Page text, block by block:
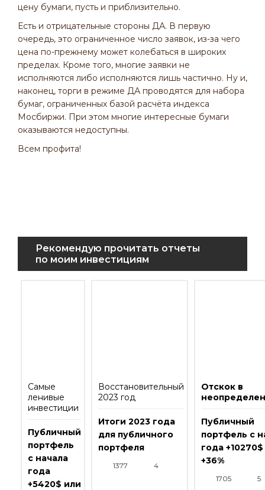
цену бумаги, пусть и приблизительно.
Есть и отрицательные стороны ДА. В первую
очередь, это ограниченное число заявок, из-за чего
цена по-прежнему может колебаться в широких
пределах. Кроме того, многие заявки не
исполняются либо исполняются лишь частично. Ну и,
наконец, торги в режиме ДА проводятся для набора
бумаг, ограниченных базой расчёта индекса
Мосбиржи. При этом многие интересные бумаги
оказываются недоступны.
Всем профита!
Рекомендую прочитать отчеты
по моим инвестициям
Самые
ленивые
инвестиции
Публичный
портфель
с начала
года
+5420$ или
Восстановительный
2023 год
Итоги 2023 года
для публичного
портфеля
1377 4
Отскок в
Публичный
портфель с
года
+36%
1705 5